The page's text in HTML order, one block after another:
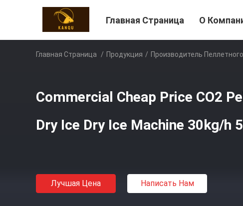
Главная Страница О
Главная Страница / Продукция / Производитель
Commercial Cheap Price CO2
Dry Ice Dry Ice Machine 30kg/h
Лучшая Цена Написать Нам